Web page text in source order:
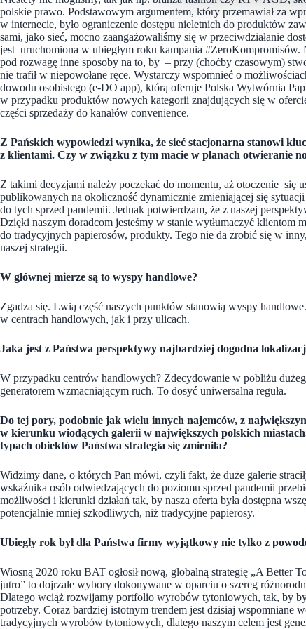
polskie prawo. Podstawowym argumentem, który przemawiał za
w internecie, było ograniczenie dostępu nieletnich do produktów
sami, jako sieć, mocno zaangażowaliśmy się w przeciwdziałanie
jest uruchomiona w ubiegłym roku kampania
pod rozwagę inne sposoby na to, by – przy (choćby czasowym)
nie trafił w niepowołane ręce. Wystarczy wspomnieć o
dowodu osobistego (e-DO app), którą oferuje Polska Wytwórnia
w przypadku produktów nowych kategorii znajdujących się w
części sprzedaży do kanałów convenience.
Z Pańskich wypowiedzi wynika, że sieć stacjonarna stanowi
z klientami. Czy w związku z tym macie w planach otwieranie
Z takimi decyzjami należy poczekać do momentu, aż otoczenie się
publikowanych na okoliczność dynamicznie zmieniającej się
do tych sprzed pandemii. Jednak potwierdzam, że z naszej
Dzięki naszym doradcom jesteśmy w stanie wytłumaczyć klientom
do tradycyjnych papierosów, produkty. Tego nie da zrobić się w
naszej strategii.
W głównej mierze są to wyspy handlowe?
Zgadza się. Lwią część naszych punktów stanowią wyspy
w centrach handlowych, jak i przy ulicach.
Jaka jest z Państwa perspektywy najbardziej dogodna
W przypadku centrów handlowych? Zdecydowanie w pobliżu
generatorem wzmacniającym ruch. To dosyć uniwersalna reguła.
Do tej pory, podobnie jak wielu innych najemców, z
w kierunku wiodących galerii w największych polskich
typach obiektów Państwa strategia się zmieniła?
Widzimy dane, o których Pan mówi, czyli fakt, że duże galerie
wskaźnika osób odwiedzających do poziomu sprzed pandemii
możliwości i kierunki działań tak, by nasza oferta była dostępna
potencjalnie mniej szkodliwych, niż tradycyjne papierosy.
Ubiegły rok był dla Państwa firmy wyjątkowy nie tylko z
Wiosną 2020 roku BAT ogłosił nową, globalną strategię „A Better
jutro” to dojrzałe wybory dokonywane w oparciu o szereg
Dlatego wciąż rozwijamy portfolio wyrobów tytoniowych, tak, by
potrzeby. Coraz bardziej istotnym trendem jest dzisiaj wspomniane
tradycyjnych wyrobów tytoniowych, dlatego naszym celem jest